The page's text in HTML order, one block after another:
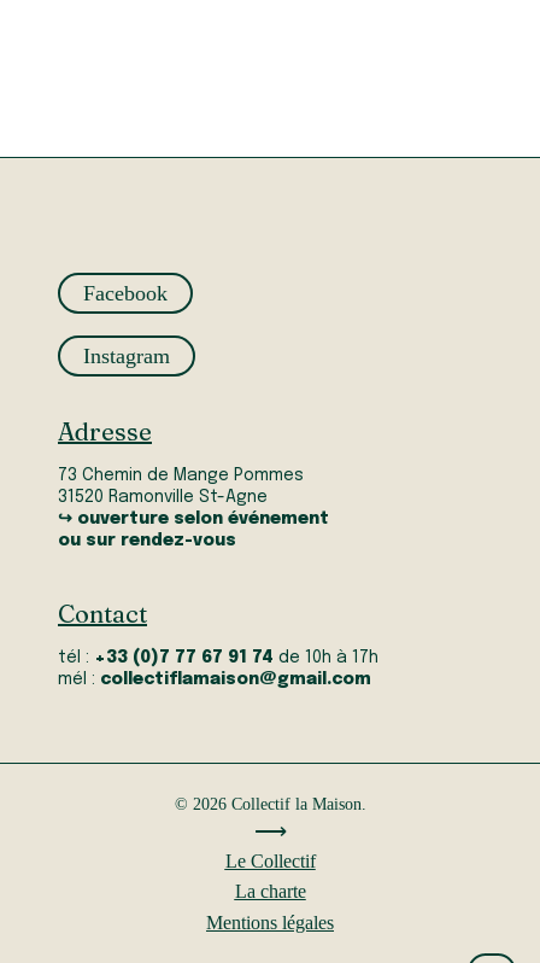
Facebook
Instagram
Adresse
73 Chemin de Mange Pommes
31520 Ramonville St-Agne
↪ ouverture selon événement
ou sur rendez-vous
Contact
tél : +33 (0)7 77 67 91 74 de 10h à 17h
mél : collectiflamaison@gmail.com
© 2026 Collectif la Maison.
⟶
Le Collectif
La charte
Mentions légales